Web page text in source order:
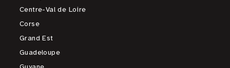
Centre-Val de Loire
Corse
Grand Est
Guadeloupe